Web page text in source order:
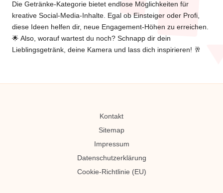
Die Getränke-Kategorie bietet endlose Möglichkeiten für
kreative Social-Media-Inhalte. Egal ob Einsteiger oder Profi,
diese Ideen helfen dir, neue Engagement-Höhen zu erreichen.
🌟 Also, worauf wartest du noch? Schnapp dir dein
Lieblingsgetränk, deine Kamera und lass dich inspirieren! 🥂
Kontakt
Sitemap
Impressum
Datenschutzerklärung
Cookie-Richtlinie (EU)